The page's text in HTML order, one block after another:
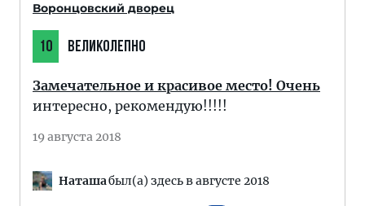
Воронцовский дворец
10 ВЕЛИКОЛЕПНО
Замечательное и красивое место! Очень
интересно, рекомендую!!!!!
19 августа 2018
Наташабыл(а) здесь в августе 2018